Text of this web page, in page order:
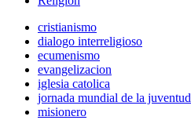
cristianismo
dialogo interreligioso
ecumenismo
evangelizacion
iglesia catolica
jornada mundial de la juventud
misionero